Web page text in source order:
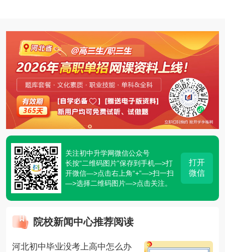
关注初中升学网微信公众号
长按“二维码图片”保存到手机—>打
开微信—>点击右上角“+”—>扫一扫
—>选择二维码图片—>点击关注。
打开
微信
院校新闻中心推荐阅读
河北初中毕业没考上高中怎么办